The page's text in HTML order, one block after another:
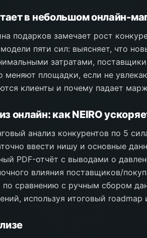
в небольшом онлайн-
подарков замечает рост
пяти сил: выясняет, что
затратами,
меняют площадки, если не
клиенты и почему падает
онлайн: как NEIRO
анализ конкурентов по 5
ввести нишу и основные
PDF-отчёт с выводами о
влияния поставщиков/
сравнению с ручным сбором
используя итоговый roadmap